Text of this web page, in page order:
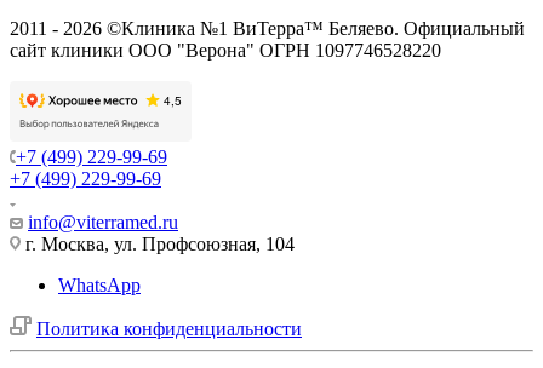
2011 - 2026 ©Клиника №1 ВиТерра™ Беляево. Официальный
сайт клиники ООО "Верона" ОГРН 1097746528220
+7 (499) 229-99-69
+7 (499) 229-99-69
info@viterramed.ru
г. Москва, ул. Профсоюзная, 104
WhatsApp
Политика конфиденциальности